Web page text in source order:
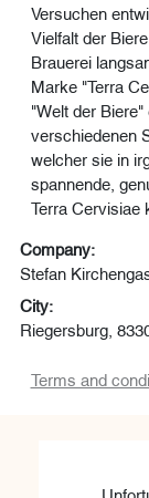
Versuchen
Vielfalt der
Brauerei
Marke "Terra
"Welt der Biere"
verschiedenen
welcher sie in
spannende,
Terra Cervisiae
Company:
Stefan
City:
Riegersburg,
Terms and